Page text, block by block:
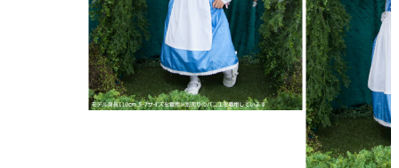
返品・交換
サイズの測り方
よくあるご質問
レビューを見る